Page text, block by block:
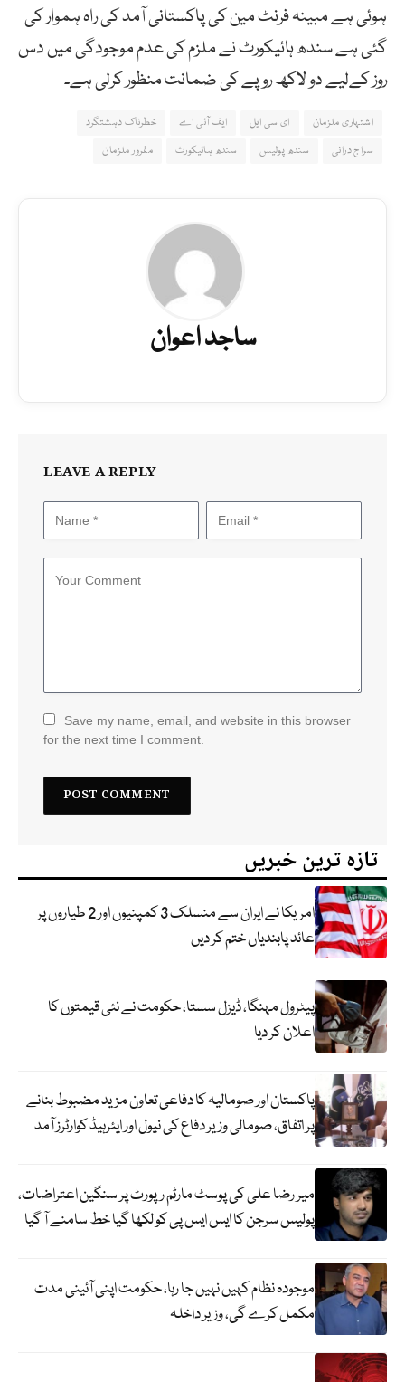
ہوئی ہے مبینہ فرنٹ مین کی پاکستانی آمد کی راہ ہموار کی
گئی ہے سندھ ہائیکورٹ نے ملزم کی عدم موجودگی میں دس
روز کےلیے دو لاکھ روپے کی ضمانت منظور کرلی ہے۔
اشتہاری ملزمان ای سی ایل ایف آئی اے
خطرناک دہشتگرد
سراج درانی
سندھ پولیس سندھ ہائیکورٹ مفرور ملزمان
ساجد اعوان
LEAVE A REPLY
Save my name, email, and website in this browser
for the next time I comment.
تازہ ترین خبریں
امریکا نے ایران سے منسلک 3 کمپنیوں اور 2 طیاروں پر
عائد پابندیاں ختم کر دیں
پیٹرول مہنگا، ڈیزل سستا، حکومت نے نئی قیمتوں کا
اعلان کر دیا
پاکستان اور صومالیہ کا دفاعی تعاون مزید مضبوط بنانے
پر اتفاق، صومالی وزیر دفاع کی نیول اور ایئرہیڈ کوارٹرز آمد
میر رضا علی کی پوسٹ مارٹم رپورٹ پر سنگین اعتراضات،
پولیس سرجن کا ایس ایس پی کو لکھا گیا خط سامنے آ گیا
موجودہ نظام کہیں نہیں جا رہا، حکومت اپنی آئینی مدت
مکمل کرے گی، وزیر داخلہ